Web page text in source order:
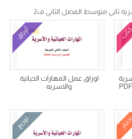
ثاني متوسط الفصل الثاني ف2
ثاني متوسط الفصل الثاني PDF
أوراق
اوراق عمل المهارات الحياتية
والاسريه
توزيع